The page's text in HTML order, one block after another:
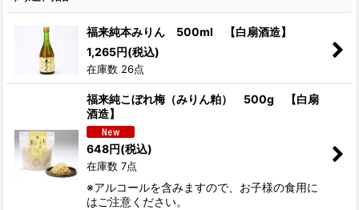
福来純本みりん 500ml 【白扇酒造】
1,265円(税込)
在庫数 26点
福来純こぼれ梅（みりん粕） 500g 【白扇
酒造】
648円(税込)
在庫数 7点
※アルコールを含みますので、お子様の食用に
はご注意ください。